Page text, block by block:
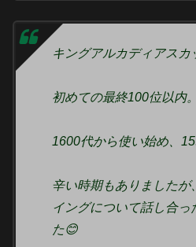
キングアルカディアスカ
初めての最終100位以内。
1600代から使い始め、
辛い時期もありましたが
イングについて話し合っ
た😊